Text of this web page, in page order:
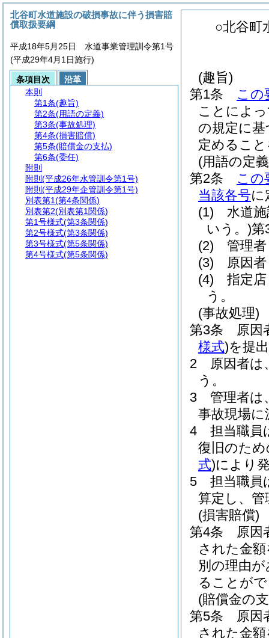
○北谷町
(趣旨)
第1条
この
ことによ
の規定に
定めるこ
(用語の定
第2条
この
当該各号に
(1)
水道
いう。)第
(2)
管理
(3)
原因
(4)
指定
う。
(事故処理)
第3条
原因
様式)を提
2
原因者は
う。
3
管理者は
事故現場
4
担当職員
復旧のため
式)により
5
担当職員
算定し、
(損害賠償)
第4条
原因
された金
別の理由
ることが
(賠償金の
第5条
原因
された金
北谷町水道施設の破損事故に伴う損害賠
償取扱要綱
平成18年5月25日 水道事業管理訓令第1号
(平成29年4月1日施行)
条項目次
沿革
本則
第1条(趣旨)
第2条(用語の定義)
第3条(事故処理)
第4条(損害賠償)
第5条(賠償金の支払)
第6条(委任)
附則
附則 (平成26年水管訓令第1号)
附則 (平成29年企管訓令第1号)
別表第1(第4条関係)
別表第2(別表第1関係)
第1号様式(第3条関係)
第2号様式(第3条関係)
第3号様式(第5条関係)
第4号様式(第5条関係)